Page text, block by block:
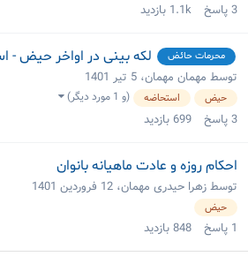
3پاسخ 1.1k بازدید
محرمات حائض لکه بینی در اواخر حیض -
توسط مهمان مهمان، 5 تیر 1401
حیض استحاضه (و 1 مورد دیگر)
3پاسخ 699 بازدید
احكام روزه و عادت ماهيانه بانوان
توسط زهرا حیدری مهمان، 12 فروردین 1401
حیض
1 پاسخ 848بازدید